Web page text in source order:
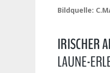
Bildquelle:
IRISCHER
LAUNE-